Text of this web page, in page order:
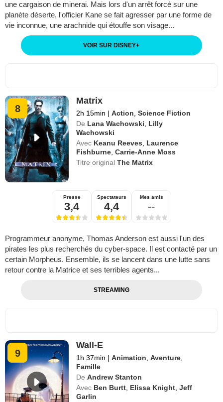
une cargaison de minerai. Mais lors d'un arrêt forcé sur une
planète déserte, l'officier Kane se fait agresser par une forme de
vie inconnue, une arachnide qui étouffe son visage...
VOIR SUR DISNEY+
8
Matrix
2h 15min | Action ,Science Fiction
De Lana Wachowski
Lilly
Wachowski
Avec Keanu Reeves
Laurence
Fishburne ,Carrie-Anne Moss
Titre originalThe Matrix
Presse
3,4
Spectateurs
4,4
Mes amis
--
Programmeur anonyme, Thomas Anderson est aussi l'un des
pirates les plus recherchés du cyber-space. Il est contacté par un
certain Morpheus. Ensemble, ils se lancent dans une lutte sans
retour contre la Matrice et ses terribles agents...
STREAMING
9
Wall-E
1h 37min | Animation ,Aventure
Famille
De Andrew Stanton
Avec Ben Burtt Elissa Knight ,Jeff
Garlin